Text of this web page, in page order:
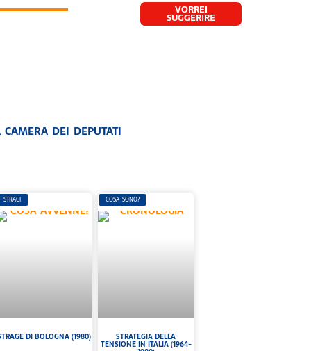
VORREI
SUGGERIRE
DEI DEPUTATI
STRAGI
DI BOLOGNA (1980)
COSA SONO?
STRATEGIA DELLA
TENSIONE IN ITALIA (1964-